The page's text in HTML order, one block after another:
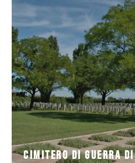
Cimitero di Guerra di
Cimitero di Guerra di
Il cimitero di guerra di
eletto nel 1945 per
battaglia circostanti